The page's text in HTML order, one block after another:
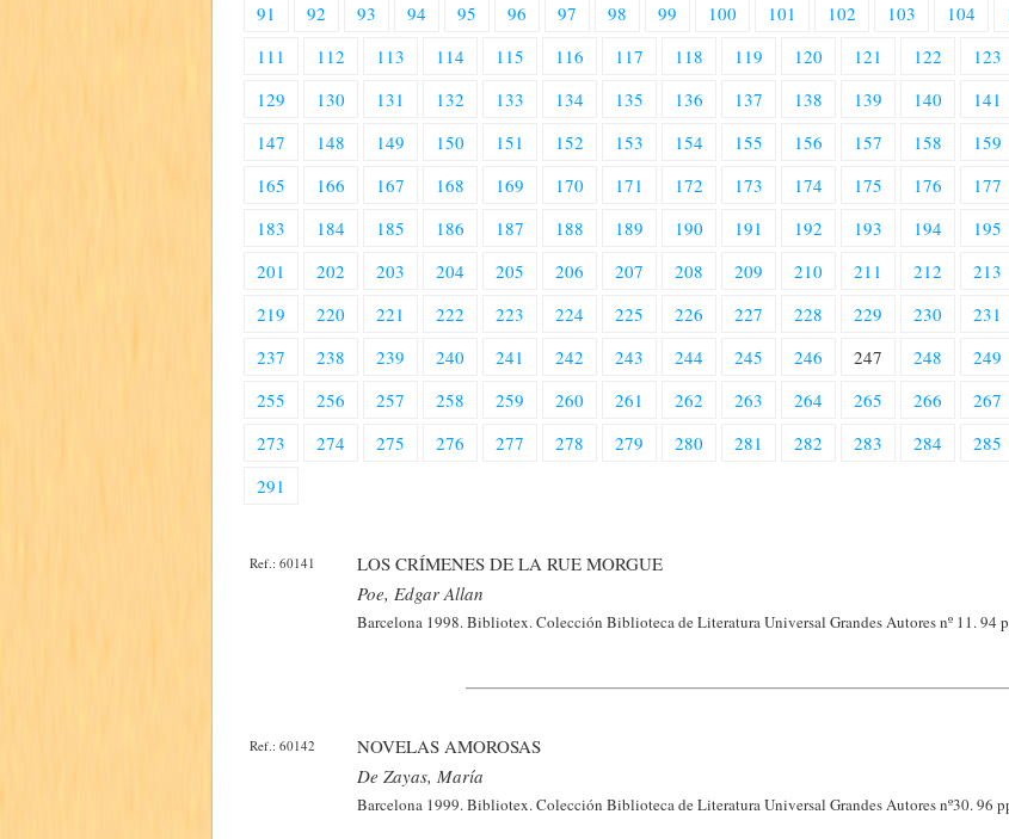
91
92 93 94 95 96 97 98 99 100 101 102 103 104
111
112 113 114 115 116 117 118 119 120 121 122 123
129
130 131 132 133 134 135 136 137 138 139 140 141
147
148 149 150 151 152 153 154 155 156 157 158 159
165
166 167 168 169 170 171 172 173 174 175 176 177
183
184 185 186 187 188 189 190 191 192 193 194 195
201
202 203 204 205 206 207 208 209 210 211 212 213
219
220 221 222 223 224 225 226 227 228 229 230 231
237
238 239 240 241 242 243 244 245 246 247 248 249
255
256 257 258 259 260 261 262 263 264 265 266 267
273
274 275 276 277 278 279 280 281 282 283 284 285
291
Ref.: 60141
LOS CRÍMENES DE LA RUE MORGUE
Poe, Edgar Allan
Barcelona 1998. Bibliotex. Colección Biblioteca de Literatura Universal Grandes Autores nº 11. 94
Ref.: 60142
NOVELAS AMOROSAS
De Zayas, María
Barcelona 1999. Bibliotex. Colección Biblioteca de Literatura Universal Grandes Autores nº30. 96